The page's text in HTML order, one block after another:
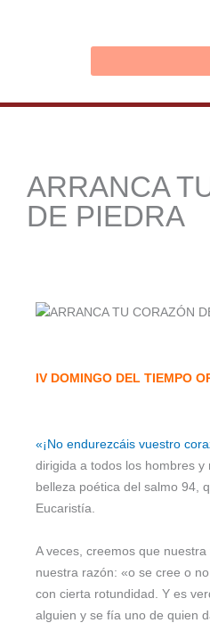
ARRANCA
DE PIEDRA
IV DOMINGO DEL TIEMPO
«¡No endurezcáis vuestro
dirigida a todos los hombres
belleza poética del salmo 94,
Eucaristía.
A veces, creemos que
nuestra razón: «o se cree o
con cierta rotundidad. Y es
alguien y se fía uno de quien